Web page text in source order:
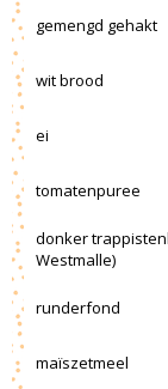
gemengd gehakt
wit brood
ei
tomatenpuree
donker
Westmalle)
runderfond
maïszetmeel